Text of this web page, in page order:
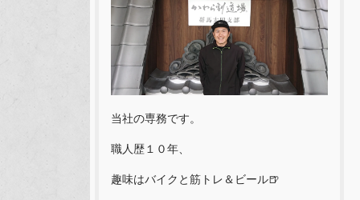
当社の専務です。
職人歴１０年、
趣味はバイクと筋トレ＆ビール🍺